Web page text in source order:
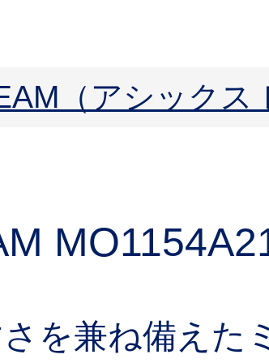
（アシックス
MO
を兼ね備えた